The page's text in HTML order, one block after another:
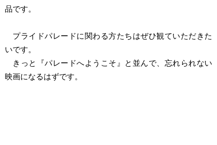
品です。
プライドパレードに関わる方たちはぜひ観ていただきた
いです。
きっと『パレードへようこそ』と並んで、忘れられない
映画になるはずです。